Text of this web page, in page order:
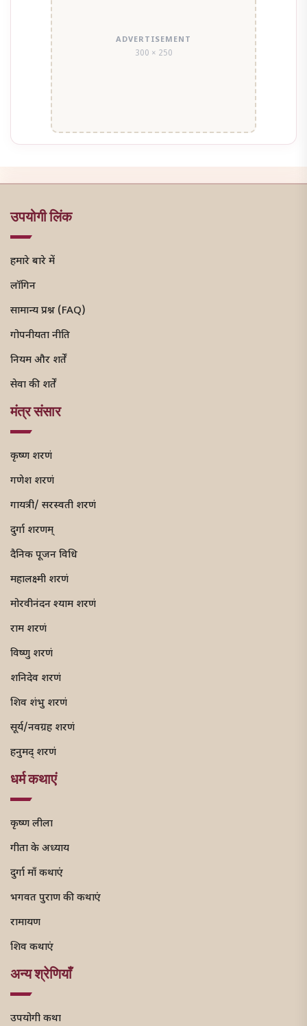
ADVERTISEMENT
300 × 250
उपयोगी लिंक
हमारे बारे में
लॉगिन
सामान्य प्रश्न (FAQ)
गोपनीयता नीति
नियम और शर्तें
सेवा की शर्तें
मंत्र संसार
कृष्ण शरणं
गणेश शरणं
गायत्री/ सरस्वती शरणं
दुर्गा शरणम्
दैनिक पूजन विधि
महालक्ष्मी शरणं
मोरवीनंदन श्याम शरणं
राम शरणं
विष्णु शरणं
शनिदेव शरणं
शिव शंभु शरणं
सूर्य/नवग्रह शरणं
हनुमद् शरणं
धर्म कथाएं
कृष्ण लीला
गीता के अध्याय
दुर्गा माँ कथाएं
भगवत पुराण की कथाएं
रामायण
शिव कथाएं
अन्य श्रेणियाँ
उपयोगी कथा